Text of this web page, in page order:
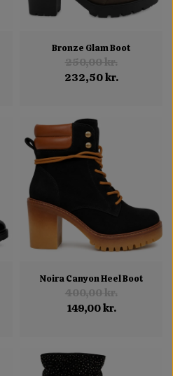
Bronze Glam Boot
250,00 kr.
232,50 kr.
Noira Canyon Heel Boot
400,00 kr.
149,00 kr.